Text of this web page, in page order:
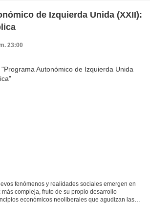
de Izquierda Unida (XXII):
23:00
fenómenos y realidades sociales emergen en
compleja, fruto de su propio desarrollo
económicos neoliberales que agudizan las